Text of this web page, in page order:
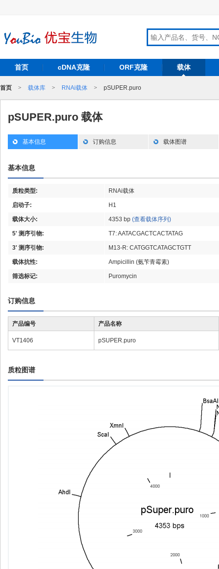
首页 cDNA克隆 ORF克隆 载体
首页 > 载体库 > RNAi载体 > pSUPER.puro
pSUPER.puro 载体
基本信息 订购信息 载体图谱
基本信息
质粒类型: RNAi载体
启动子: H1
载体大小: 4353 bp (查看载体序列)
5' 测序引物: T7: AATACGACTCACTATAG
3' 测序引物: M13-R: CATGGTCATAGCTGTT
载体抗性: Ampicillin (氨苄青霉素)
筛选标记: Puromycin
订购信息
产品编号 产品名称
VT1406 pSUPER.puro
质粒图谱